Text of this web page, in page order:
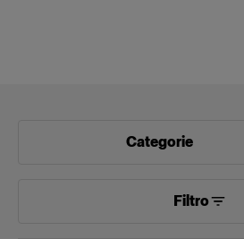
Categorie
Filtro